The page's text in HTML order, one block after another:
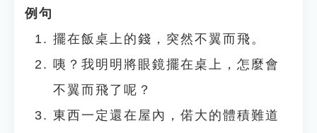
例句
擺在飯桌上的錢，突然不翼而飛。
咦？我明明將眼鏡擺在桌上，怎麼會
不翼而飛了呢？
東西一定還在屋內，偌大的體積難道